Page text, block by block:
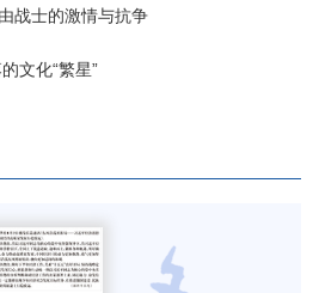
战士的激情与抗争
文化“繁星”